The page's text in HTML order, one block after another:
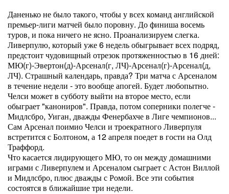
Даненько не было такого, чтобы у всех команд английской
премьер-лиги матчей было поровну. До финиша восемь
туров, и пока ничего не ясно. Проанализируем слегка.
Ливерпулю, который уже 6 недель обыгрывает всех подряд,
предстоит чудовищный отрезок протяженностью в 16 дней:
МЮ(г)-Эвертон(д)-Арсенал(г, ЛЧ)-Арсенал(г)-Арсенал(д,
ЛЧ). Страшный календарь, правда? Три матча с Арсеналом
в течение недели - это вообще апогей. Будет любопытно.
Челси может в субботу выйти на второе место, если
обыграет "канониров". Правда, потом соперники полегче -
Мидлсбро, Уиган, дважды Фенербахче в Лиге чемпионов...
Сам Арсенал поимио Челси и троекратного Ливерпуля
встретится с Болтоном, а 12 апреля поедет в гости на Олд
Траффорд.
Что касается лидирующего МЮ, то он между домашними
играми с Ливерпулем и Арсеналом сыграет с Астон Виллой
и Мидлсбро, плюс дважды с Ромой. Все эти события
состоятся в ближайшие три недели.